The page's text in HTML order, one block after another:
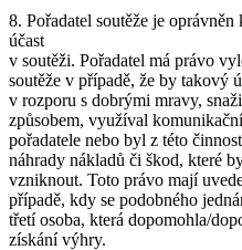
8. Pořadatel soutěže je
účast
v soutěži. Pořadatel má právo
soutěže v případě, že by takový
v rozporu s dobrými mravy,
způsobem, využíval
pořadatele nebo byl z této
náhrady nákladů či škod, které
vzniknout. Toto právo mají
případě, kdy se podobného
třetí osoba, která dopomohla/
získání výhry.